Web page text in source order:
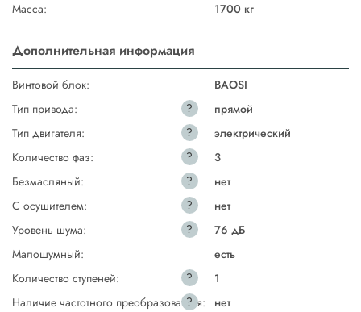
Масса:
1700 кг
Дополнительная информация
Винтовой блок:
BAOSI
Тип привода:
?
прямой
Тип двигателя:
?
электрический
Количество фаз:
?
3
Безмасляный:
?
нет
С осушителем:
?
нет
Уровень шума:
?
76 дБ
Малошумный:
есть
Количество ступеней:
?
1
Наличие частотного преобразователя:
?
нет